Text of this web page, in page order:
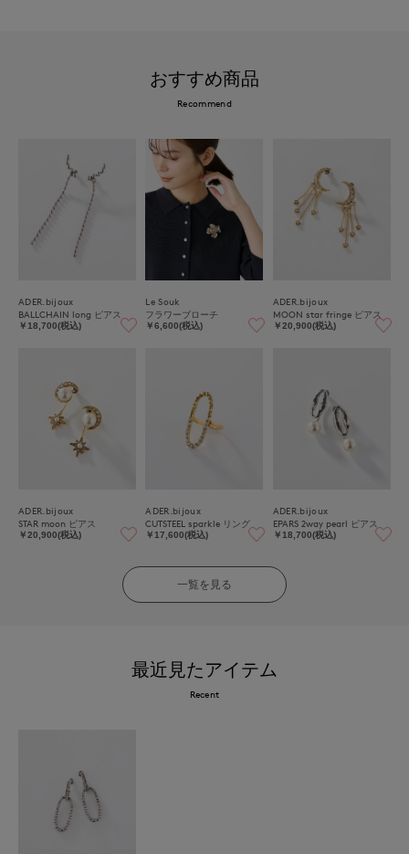
おすすめ商品
Recommend
ADER.bijoux
BALLCHAIN long ピアス
￥18,700(税込)
Le Souk
フラワーブローチ
￥6,600(税込)
ADER.bijoux
MOON star fringe ピアス
￥20,900(税込)
ADER.bijoux
STAR moon ピアス
￥20,900(税込)
ADER.bijoux
CUTSTEEL sparkle リング
￥17,600(税込)
ADER.bijoux
EPARS 2way pearl ピアス
￥18,700(税込)
一覧を見る
最近見たアイテム
Recent